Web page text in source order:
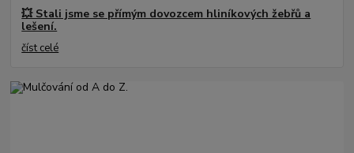
💥 Stali jsme se přímým dovozcem hliníkových žebřů a
lešení.
číst celé